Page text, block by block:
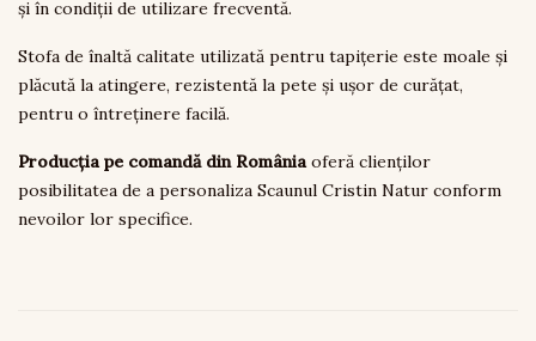
și în condiții de utilizare frecventă.
Stofa de înaltă calitate utilizată pentru tapițerie este moale și
plăcută la atingere, rezistentă la pete și ușor de curățat,
pentru o întreținere facilă.
Producția pe comandă din Româniaoferă clienților
posibilitatea de a personaliza Scaunul Cristin Natur conform
nevoilor lor specifice.